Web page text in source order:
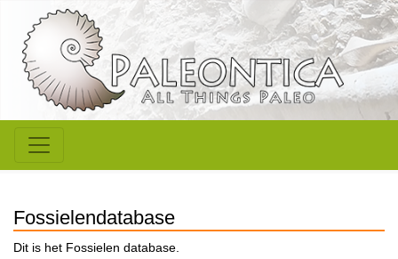
Fossielendatabase
Dit is het Fossielen database.